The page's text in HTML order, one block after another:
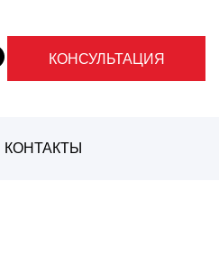
КОНСУЛЬТАЦИЯ
КОНТАКТЫ